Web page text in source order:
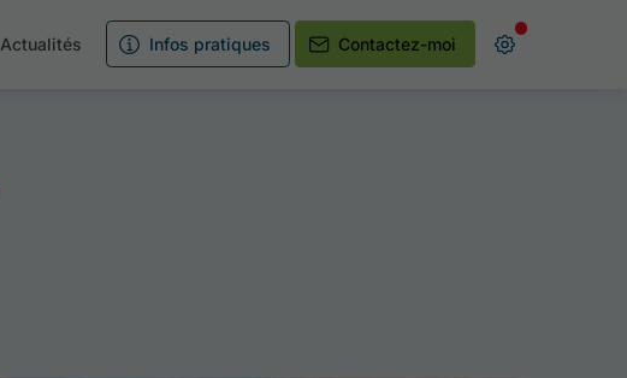
Actualités Infos pratiques Contactez-moi